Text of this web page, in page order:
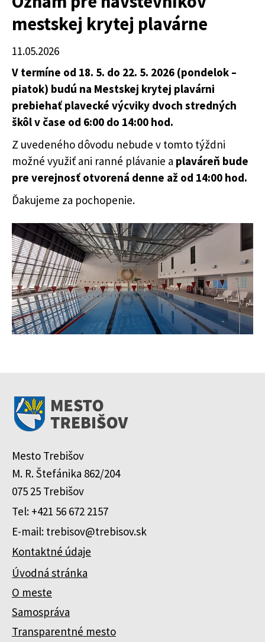
mestskej krytej plavárne
11.05.2026
V termíne od 18. 5. do 22. 5. 2026 (pondelok –
piatok) budú na Mestskej krytej plavárni
prebiehať plavecké výcviky dvoch stredných
škôl v čase od 6:00 do 14:00 hod.
Z uvedeného dôvodu nebude v tomto týždni
možné využiť ani ranné plávanie a plaváreň bude
pre verejnosť otvorená denne až od 14:00 hod.
Ďakujeme za pochopenie.
Mesto Trebišov
M. R. Štefánika 862/204
075 25 Trebišov
Tel: +421 56 672 2157
E-mail: trebisov@trebisov.sk
Kontaktné údaje
Úvodná stránka
O meste
Samospráva
Transparentné mesto